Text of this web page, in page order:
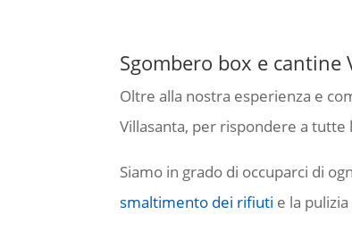
Sgombero box e
Oltre alla nostra esperienza e
Villasanta, per rispondere a tutte
Siamo in grado di occuparci di
smaltimento dei rifiuti e la